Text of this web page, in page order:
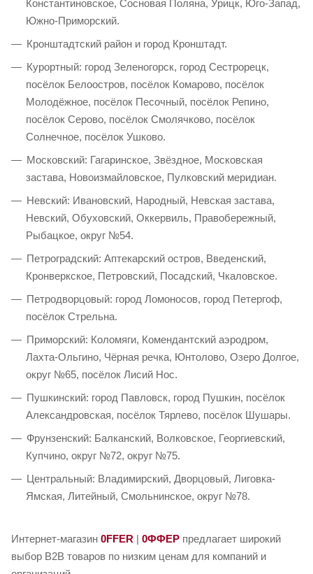
Константиновское, Сосновая Поляна, Урицк, Юго-Запад,
Южно-Приморский.
Кронштадтский район и город Кронштадт.
Курортный: город Зеленогорск, город Сестрорецк,
посёлок Белоостров, посёлок Комарово, посёлок
Молодёжное, посёлок Песочный, посёлок Репино,
посёлок Серово, посёлок Смолячково, посёлок
Солнечное, посёлок Ушково.
Московский: Гагаринское, Звёздное, Московская
застава, Новоизмайловское, Пулковский меридиан.
Невский: Ивановский, Народный, Невская застава,
Невский, Обуховский, Оккервиль, Правобережный,
Рыбацкое, округ №54.
Петроградский: Аптекарский остров, Введенский,
Кронверкское, Петровский, Посадский, Чкаловское.
Петродворцовый: город Ломоносов, город Петергоф,
посёлок Стрельна.
Приморский: Коломяги, Комендантский аэродром,
Лахта-Ольгино, Чёрная речка, Юнтолово, Озеро Долгое,
округ №65, посёлок Лисий Нос.
Пушкинский: город Павловск, город Пушкин, посёлок
Александровская, посёлок Тярлево, посёлок Шушары.
Фрунзенский: Балканский, Волковское, Георгиевский,
Купчино, округ №72, округ №75.
Центральный: Владимирский, Дворцовый, Лиговка-
Ямская, Литейный, Смольнинское, округ №78.
Интернет-магазин 0FFER | 0ФФЕР предлагает широкий
выбор B2B товаров по низким ценам для компаний и